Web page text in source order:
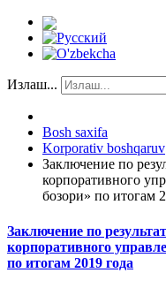
Излаш...
Bosh saxifa
Korporativ boshqaruv
Заключение по
корпоративного
бозори» по итогам
Заключение по
корпоративного
по итогам 2019 года